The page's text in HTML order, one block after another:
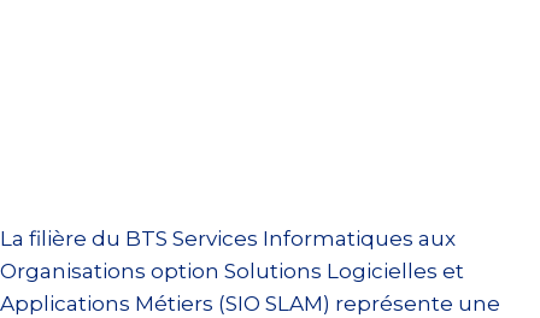
La filière du BTS Services Informatiques aux
Organisations option Solutions Logicielles et
Applications Métiers (SIO SLAM) représente une